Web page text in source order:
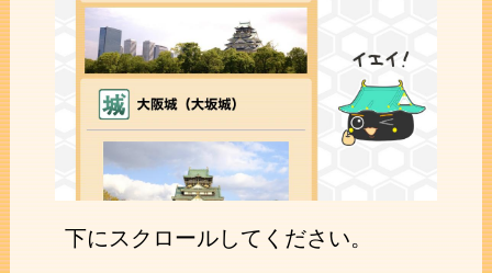
下にスクロールしてください。